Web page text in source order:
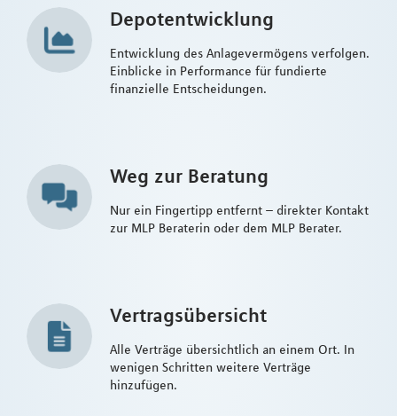
Depotentwicklung
Entwicklung des Anlagevermögens verfolgen.
Einblicke in Performance für fundierte
finanzielle Entscheidungen.
Weg zur Beratung
Nur ein Fingertipp entfernt – direkter Kontakt
zur MLP Beraterin oder dem MLP Berater.
Vertragsübersicht
Alle Verträge übersichtlich an einem Ort. In
wenigen Schritten weitere Verträge
hinzufügen.